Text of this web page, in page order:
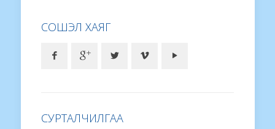
СОШЭЛ ХАЯГ
СУРТАЛЧИЛГАА